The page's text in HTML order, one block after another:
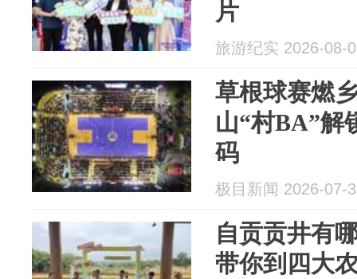
片
旅游纪实 2026-08-
草根球赛燃
山“村BA”解
码
极目新闻 2026-07-
自贡贡井有
带你到四大